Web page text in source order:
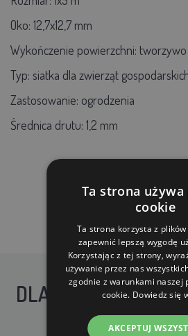
Oko: 12,7x12,7 mm
Wykończenie powierzchni:
Typ: siatka dla zwierząt
Zastosowanie: ogrodzenia
Średnica drutu: 1,2 mm
DLACZEGO WARTO
Ta strona
cookie
Ta strona korzysta z
zapewnić lepszą wygodę
Korzystając z tej strony,
używanie przez nas
zgodnie z warunkami naszej
cookie. Dowiedz się
AKCEPTUJ